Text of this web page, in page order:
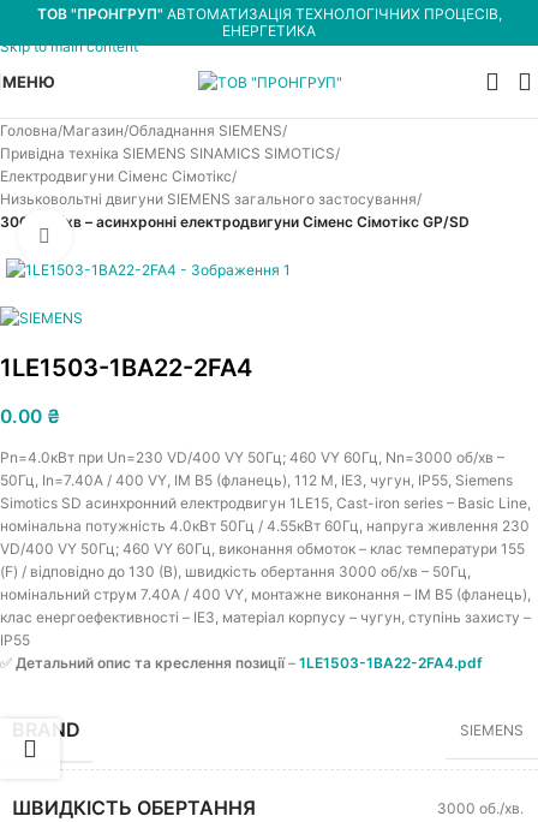
Skip to navigation
Skip to main content
ТОВ "ПРОНГРУП" АВТОМАТИЗАЦІЯ ТЕХНОЛОГІЧНИХ ПРОЦЕСІВ,
ЕНЕРГЕТИКА
МЕНЮ
Головна Магазин Обладнання SIEMENS
Привідна техніка SIEMENS SINAMICS SIMOTICS
Електродвигуни Сіменс Сімотікс
Низьковольтні двигуни SIEMENS загального застосування
3000 об/хв – асинхронні електродвигуни Сіменс Сімотікс GP/SD
Увеличить
1LE1503-1BA22-2FA4
0.00 ₴
Pn=4.0кВт при Un=230 VD/400 VY 50Гц; 460 VY 60Гц, Nn=3000 об/хв –
50Гц, In=7.40A / 400 VY, IM B5 (фланець), 112 M, IE3, чугун, IP55, Siemens
Simotics SD асинхронний електродвигун 1LE15, Cast-iron series – Basic Line,
номінальна потужність 4.0кВт 50Гц / 4.55кВт 60Гц, напруга живлення 230
VD/400 VY 50Гц; 460 VY 60Гц, виконання обмоток – клас температури 155
(F) / відповідно до 130 (B), швидкість обертання 3000 об/хв – 50Гц,
номінальний струм 7.40A / 400 VY, монтажне виконання – IM B5 (фланець),
клас енергоефективності – IE3, матеріал корпусу – чугун, ступінь захисту –
IP55
✅ Детальний опис та креслення позиції– 1LE1503-1BA22-2FA4.pdf
BRAND SIEMENS
ШВИДКІСТЬ ОБЕРТАННЯ 3000 об./хв.